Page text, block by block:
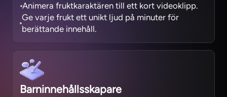
Animera fruktkaraktären till ett kort videoklipp.
Ge varje frukt ett unikt ljud på minuter för
berättande innehåll.
Barninnehållsskapare